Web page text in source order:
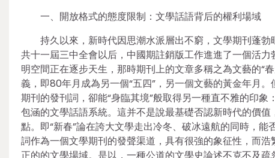
一、開放格式的態度限制：文學話語背后的權利場域
持久以來，新時代因思潮水派層出不窮，文學期刊蓬
共十一屆三中全會以后，中國期註銷版工作進進了一個活
明空間正在逐步天生，那時期刊上的文章多稱之為文藝的“
義，即80年月成為另一個“五四”，另一個文藝的黃金年月
期刊的發刊詞，卻能“身臨其境”般取得另一種直不雅的印
包涵的文學話語系統。這并不是說最基礎否認新時代的價
點。即“新春”論在誇大文學走出冷冬、破冰遠航的同時，
詞作為一個文學期刊的發聲渠道，具有很強的象征性，而